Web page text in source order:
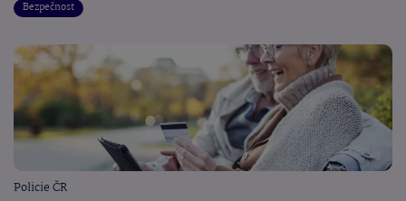
Bezpečnost
Policie ČR